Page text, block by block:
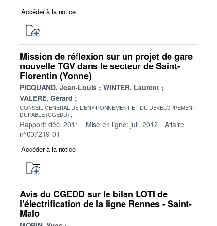
Accéder à la notice
Mission de réflexion sur un projet de gare
nouvelle TGV dans le secteur de Saint-
Florentin (Yonne)
PICQUAND, Jean-Louis
WINTER, Laurent
VALERE, Gérard
CONSEIL GENERAL DE L'ENVIRONNEMENT ET DU DEVELOPPEMENT
DURABLE (CGEDD)
Rapport: déc. 2011 Mise en ligne: juil. 2012
Affaire
n°007219-01
Accéder à la notice
Avis du CGEDD sur le bilan LOTI de
l'électrification de la ligne Rennes - Saint-
Malo